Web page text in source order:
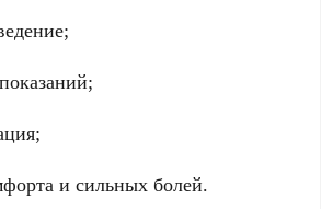
и сильных болей.